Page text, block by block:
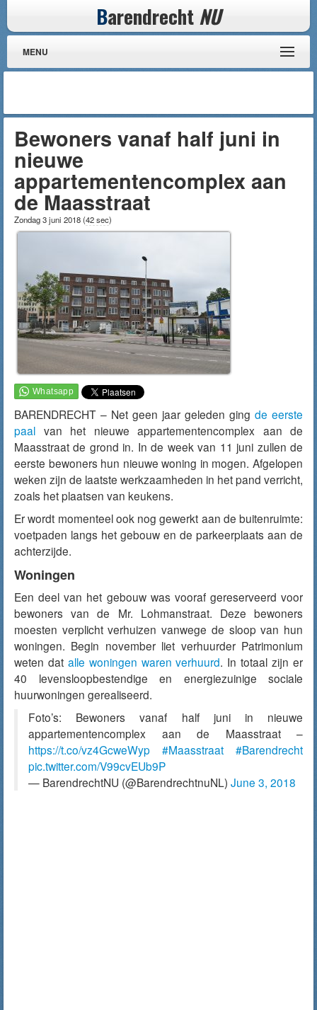
Barendrecht NU
MENU
Bewoners vanaf half juni in
nieuwe
appartementencomplex aan
de Maasstraat
Zondag 3 juni 2018(42 sec)
BARENDRECHT – Net geen jaar geleden ging de eerste
paal van het nieuwe appartementencomplex aan de
Maasstraat de grond in. In de week van 11 juni zullen de
eerste bewoners hun nieuwe woning in mogen. Afgelopen
weken zijn de laatste werkzaamheden in het pand verricht,
zoals het plaatsen van keukens.
Er wordt momenteel ook nog gewerkt aan de buitenruimte:
voetpaden langs het gebouw en de parkeerplaats aan de
achterzijde.
Woningen
Een deel van het gebouw was vooraf gereserveerd voor
bewoners van de Mr. Lohmanstraat. Deze bewoners
moesten verplicht verhuizen vanwege de sloop van hun
woningen. Begin november liet verhuurder Patrimonium
weten dat alle woningen waren verhuurd. In totaal zijn er
40 levensloopbestendige en energiezuinige sociale
huurwoningen gerealiseerd.
Foto’s: Bewoners vanaf half juni in nieuwe
appartementencomplex aan de Maasstraat –
https://t.co/vz4GcweWyp
#Maasstraat
#Barendrecht
pic.twitter.com/V99cvEUb9P
— BarendrechtNU (@BarendrechtnuNL) June 3, 2018